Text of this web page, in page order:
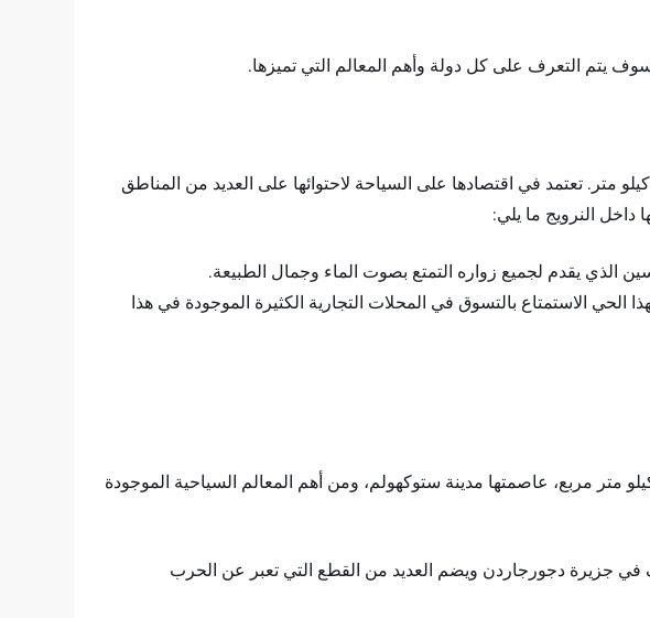
يتم التعرف على كل دولة وأهم المعالم التي تميزها.
في شمال أوروبا، عاصمتها الرسمية مدينة أوسلو، وتبلغ مساحتها الكلية حوالي 385 ألف كيلو متر. تعتمد في اقتصادها على السياحة لاحتوائها على العديد من المناطق
داخل النرويج ما يلي:
الذي يقدم لجميع زواره التمتع بصوت الماء وجمال الطبيعة.
يمكن الزائر لهذا الحي الاستمتاع بالتسوق في المحلات التجارية الكثيرة الموجودة في هذا
في شمال أوروبا، وتبلغ مساحتها حوالي 410,335 كيلومتر مربع، ومساحة مائية تبلغ حوالي 39,960 كيلو متر مربع، عاصمتها مدينة ستوكهولم، ومن أهم المعالم السياحية الموجودة
في جزيرة دجورجاردن ويضم العديد من القطع التي تعبر عن الحرب